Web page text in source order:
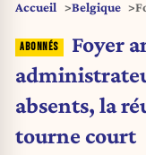
Accueil Belgique
Foyer
absents, la
tourne court